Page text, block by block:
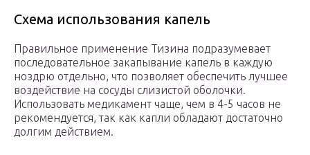
Схема использования капель
Правильное применение Тизина подразумевает
последовательное закапывание капель в каждую
ноздрю отдельно, что позволяет обеспечить лучшее
воздействие на сосуды слизистой оболочки.
Использовать медикамент чаще, чем в 4-5 часов не
рекомендуется, так как капли обладают достаточно
долгим действием.